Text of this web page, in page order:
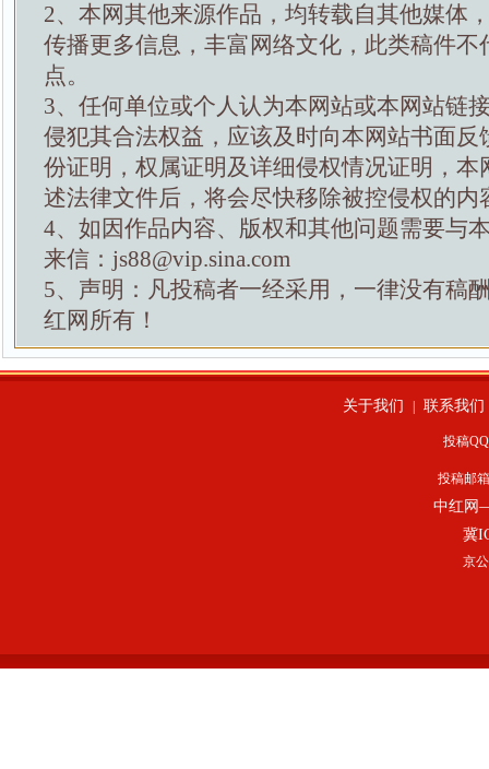
2、本网其他来源作品，均转载自其他媒体
传播更多信息，丰富网络文化，此类稿件不
点。
3、任何单位或个人认为本网站或本网站链
侵犯其合法权益，应该及时向本网站书面反
份证明，权属证明及详细侵权情况证明，本
述法律文件后，将会尽快移除被控侵权的内
4、如因作品内容、版权和其他问题需要与
来信：js88@vip.sina.com
5、声明：凡投稿者一经采用，一律没有稿
红网所有！
关于我们 联系我们
投稿
投稿邮
中红网
冀
京